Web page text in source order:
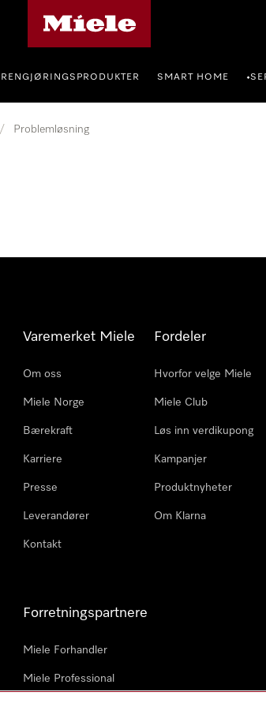
RENGJØRINGSPRODUKTER SMART HOME •
/ Problemløsning
Varemerket Miele
Om oss
Miele Norge
Bærekraft
Karriere
Presse
Leverandører
Kontakt
Fordeler
Hvorfor velge Miele
Miele Club
Løs inn verdikupong
Kampanjer
Produktnyheter
Om Klarna
Forretningspartnere
Miele Forhandler
Miele Professional